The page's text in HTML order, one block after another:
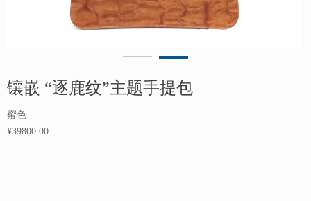
镶嵌 “逐鹿纹”主题手提包
蜜色
¥39800.00